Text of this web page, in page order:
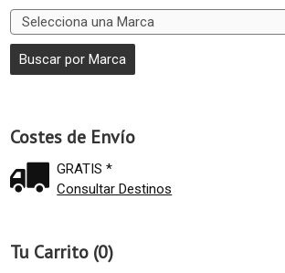
Costes de Envío
GRATIS *
Consultar Destinos
Tu Carrito (0)